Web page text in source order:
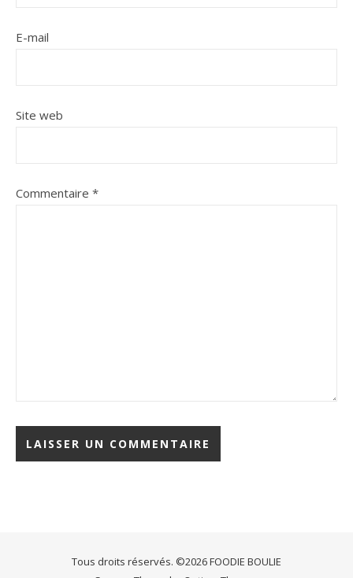
E-mail
Site web
Commentaire *
Tous droits réservés. ©2026 FOODIE BOULIE